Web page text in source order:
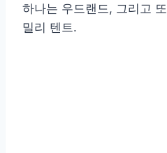
하나는 우드랜드, 그리고
밀리 텐트.